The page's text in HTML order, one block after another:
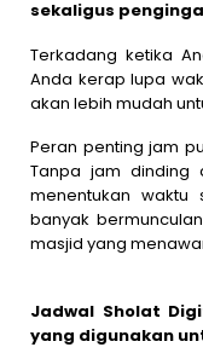
sekaligus
Terkadang ketika
Anda kerap lupa
akan lebih mudah
Peran penting jam
Tanpa jam dinding
menentukan waktu
banyak
masjid yang
Jadwal Sholat
yang digunakan